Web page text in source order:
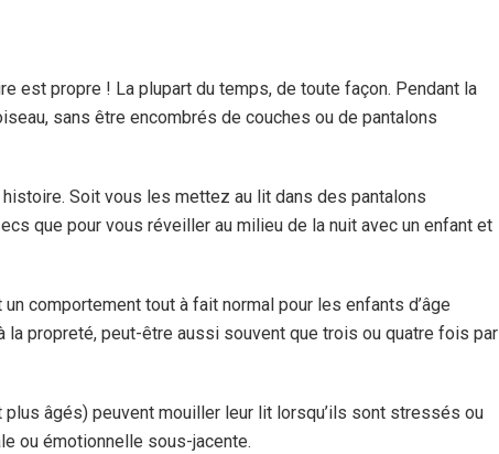
est propre ! La plupart du temps, de toute façon. Pendant la
sans être encombrés de couches ou de pantalons
Soit vous les mettez au lit dans des pantalons
que pour vous réveiller au milieu de la nuit avec un enfant et
un comportement tout à fait normal pour les enfants d’âge
la propreté, peut-être aussi souvent que trois ou quatre fois par
âgés) peuvent mouiller leur lit lorsqu’ils sont stressés ou
ou émotionnelle sous-jacente.